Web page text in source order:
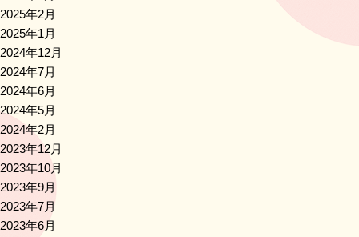
2025年2月
2025年1月
2024年12月
2024年7月
2024年6月
2024年5月
2024年2月
2023年12月
2023年10月
2023年9月
2023年7月
2023年6月